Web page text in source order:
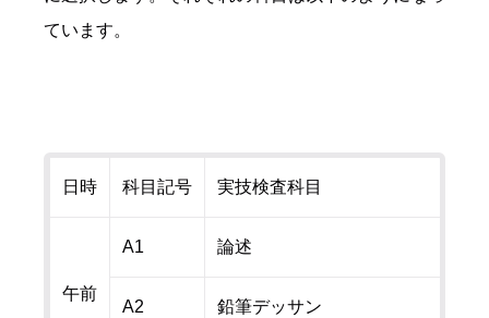
ています。
日時 科目記号 実技検査科目
午前
A1 論述
A2 鉛筆デッサン